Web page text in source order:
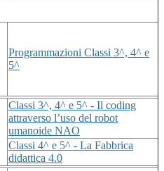
Programmazioni Classi 3^, 4^ e
5^
Classi 3^, 4^ e 5^ - Il coding
attraverso l’uso del robot
umanoide NAO
Classi 4^ e 5^ - La Fabbrica
didattica 4.0